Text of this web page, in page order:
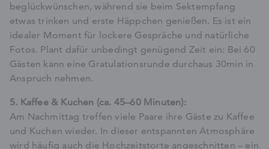
beglückwünschen, während sie beim Sektempfang
etwas trinken und erste Häppchen genießen. Es ist ein
idealer Moment für lockere Gespräche und natürliche
Fotos. Plant dafür unbedingt genügend Zeit ein: Bei 60
Gästen kann eine Gratulationsrunde durchaus 30min in
Anspruch nehmen.
5. Kaffee & Kuchen (ca. 45–60 Minuten):
Am Nachmittag treffen viele Paare ihre Gäste zu Kaffee
und Kuchen wieder. In dieser entspannten Atmosphäre
wird häufig auch die Hochzeitstorte angeschnitten – ein